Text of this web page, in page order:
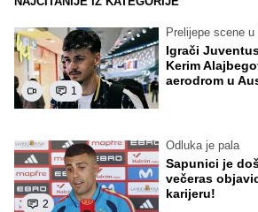
1
Prelijepe scene u
Igrači
Kerim
aerodrom u
2
Odluka je pala
Sapunici je
večeras
karijeru!